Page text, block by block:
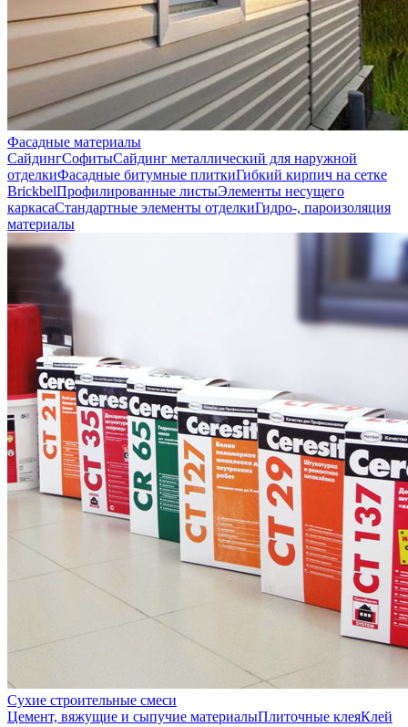
Фасадные материалы
СайдингСофитыСайдинг металлический для наружной
отделкиФасадные битумные плиткиГибкий кирпич на сетке
BrickbelПрофилированные листыЭлементы несущего
каркасаСтандартные элементы отделкиГидро-, пароизоляция
материалы
Сухие строительные смеси
Цемент, вяжущие и сыпучие материалыПлиточные клеяКлей